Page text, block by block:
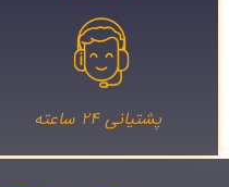
پشتیانی ۲۴ ساعته